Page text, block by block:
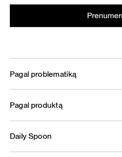
Pagal problematiką
Pagal produktą
Daily Spoon